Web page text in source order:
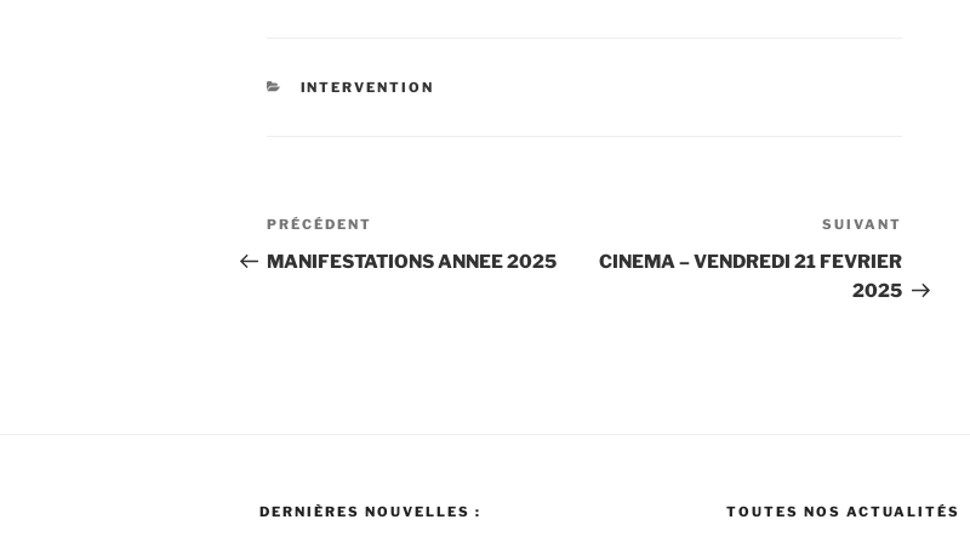
CATÉGORIES
INTERVENTION
Navigation
de
Article
précédent
PRÉCÉDENT
MANIFESTATIONS ANNEE 2025
suivant
SUIVANT
CINEMA – VENDREDI 21 FEVRIER
2025
DERNIÈRES NOUVELLES : TOUTES NOS ACTUALITÉS